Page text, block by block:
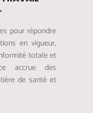
pour répondre
en vigueur,
totale et
accrue des
de santé et